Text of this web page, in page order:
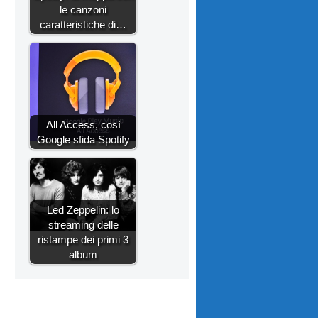
le canzoni
caratteristiche di…
All Access, così
Google sfida Spotify
Led Zeppelin: lo
streaming delle
ristampe dei primi 3
album